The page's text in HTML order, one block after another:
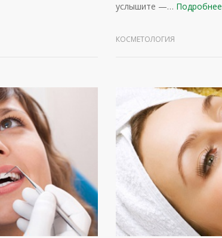
услышите —… Подробнее
КОСМЕТОЛОГИЯ